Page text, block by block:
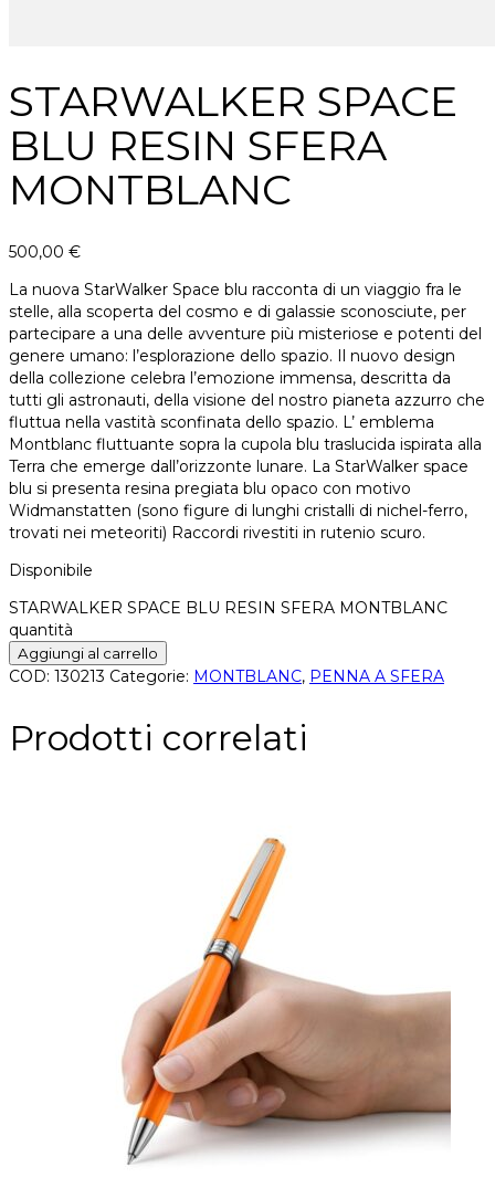
STARWALKER SPACE
BLU RESIN SFERA
MONTBLANC
500,00 €
La nuova StarWalker Space blu racconta di un viaggio fra le
stelle, alla scoperta del cosmo e di galassie sconosciute, per
partecipare a una delle avventure più misteriose e potenti del
genere umano: l’esplorazione dello spazio. Il nuovo design
della collezione celebra l’emozione immensa, descritta da
tutti gli astronauti, della visione del nostro pianeta azzurro che
fluttua nella vastità sconfinata dello spazio. L’ emblema
Montblanc fluttuante sopra la cupola blu traslucida ispirata alla
Terra che emerge dall’orizzonte lunare. La StarWalker space
blu si presenta resina pregiata blu opaco con motivo
Widmanstatten (sono figure di lunghi cristalli di nichel-ferro,
trovati nei meteoriti) Raccordi rivestiti in rutenio scuro.
Disponibile
STARWALKER SPACE BLU RESIN SFERA MONTBLANC
quantità
Aggiungi al carrello
COD: 130213 Categorie: MONTBLANC, PENNA A SFERA
Prodotti correlati